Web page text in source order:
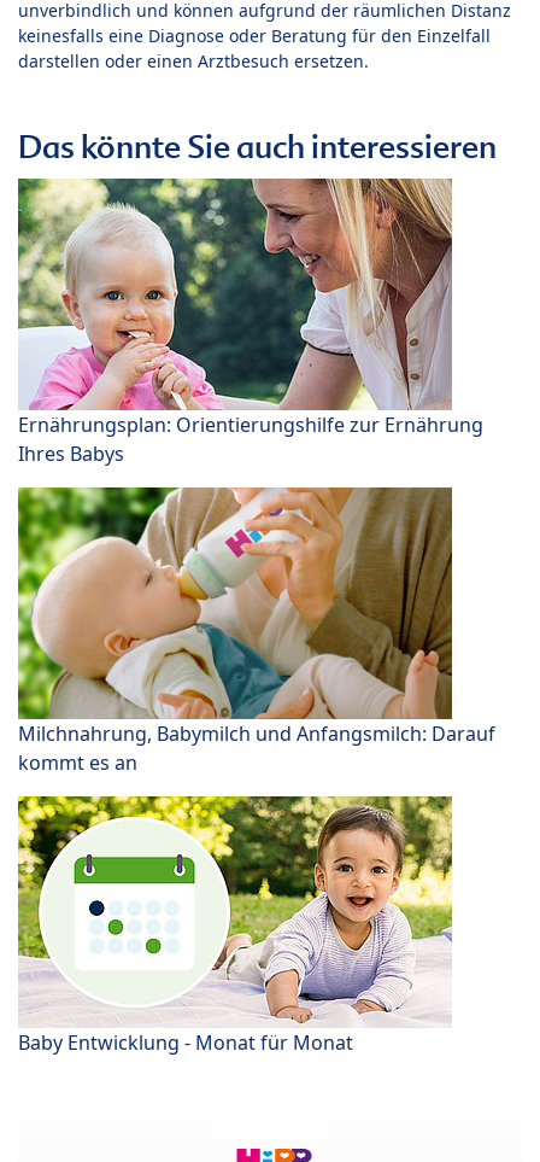
unverbindlich und können aufgrund der räumlichen Distanz
keinesfalls eine Diagnose oder Beratung für den Einzelfall
darstellen oder einen Arztbesuch ersetzen.
Das könnte Sie auch interessieren
Ernährungsplan: Orientierungshilfe zur Ernährung
Ihres Babys
Milchnahrung, Babymilch und Anfangsmilch: Darauf
kommt es an
Baby Entwicklung - Monat für Monat